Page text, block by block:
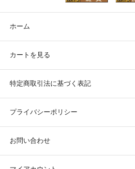
ホーム
カートを見る
特定商取引法に基づく表記
プライバシーポリシー
お問い合わせ